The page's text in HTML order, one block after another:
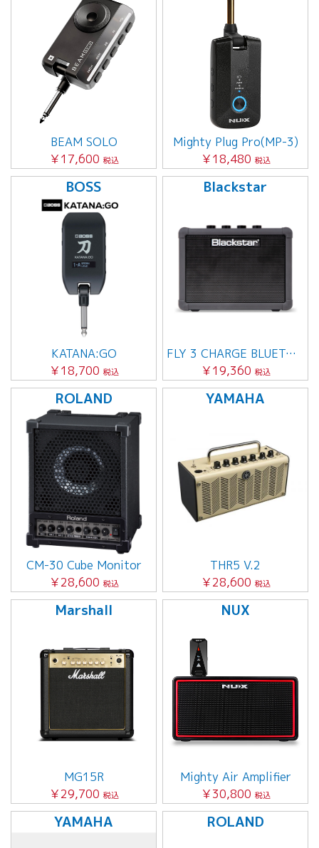
BEAM SOLO
￥17,600 税込
Mighty Plug Pro(MP-3)
￥18,480 税込
BOSS
KATANA:GO
￥18,700 税込
Blackstar
FLY 3 CHARGE BLUETOOTH
￥19,360 税込
ROLAND
CM-30 Cube Monitor
￥28,600 税込
YAMAHA
THR5 V.2
￥28,600 税込
Marshall
MG15R
￥29,700 税込
NUX
Mighty Air Amplifier
￥30,800 税込
YAMAHA ROLAND